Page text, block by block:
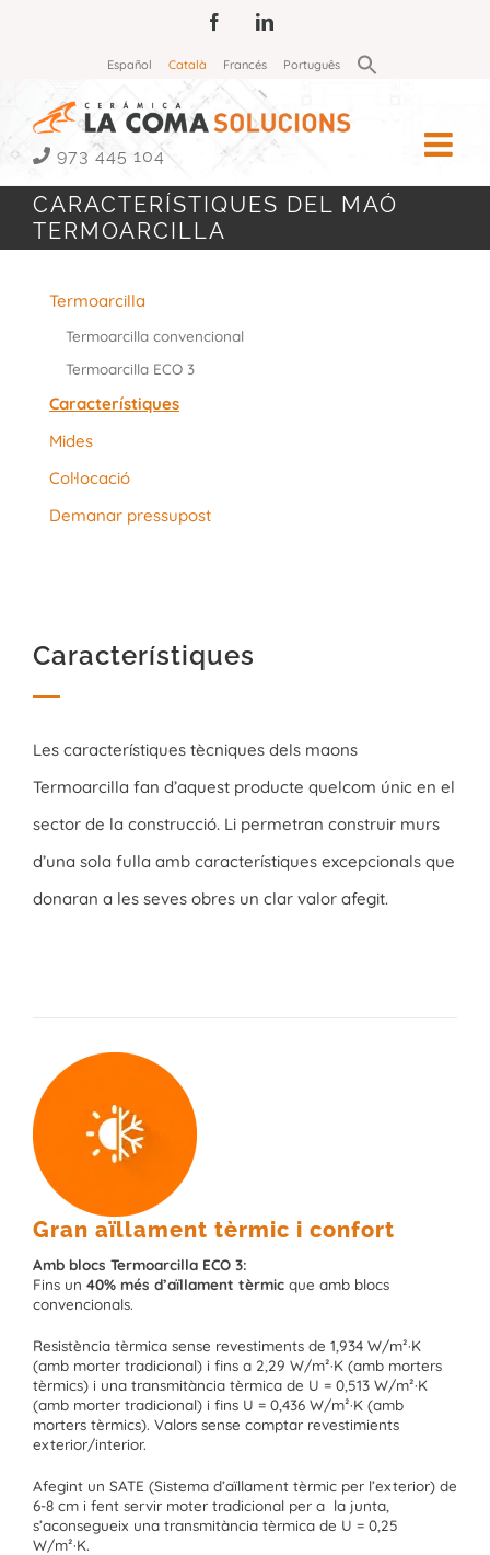
FacebookLinkedIn
Español Català Francés Português Search
for:
973 445 104
CARACTERÍSTIQUES DEL MAÓ
TERMOARCILLA
Característiques
Les característiques tècniques dels maons
Termoarcilla fan d’aquest producte quelcom únic en el
sector de la construcció. Li permetran construir murs
d’una sola fulla amb característiques excepcionals que
donaran a les seves obres un clar valor afegit.
Gran aïllament tèrmic i confort
Amb blocs Termoarcilla ECO 3:
Fins un 40% més d’aïllament tèrmic que amb blocs
convencionals.
Resistència tèrmica sense revestiments de 1,934 W/m²·K
(amb morter tradicional) i fins a 2,29 W/m²·K (amb morters
tèrmics) i una transmitància tèrmica de U = 0,513 W/m²·K
(amb morter tradicional) i fins U = 0,436 W/m²·K (amb
morters tèrmics). Valors sense comptar revestimients
exterior/interior.
Afegint un SATE (Sistema d’aïllament tèrmic per l’exterior) de
6-8 cm i fent servir moter tradicional per a la junta,
s’aconsegueix una transmitància tèrmica de U = 0,25
W/m²·K.
Termoarcilla
Termoarcilla convencional
Termoarcilla ECO 3
Característiques
Mides
Col·locació
Demanar pressupost